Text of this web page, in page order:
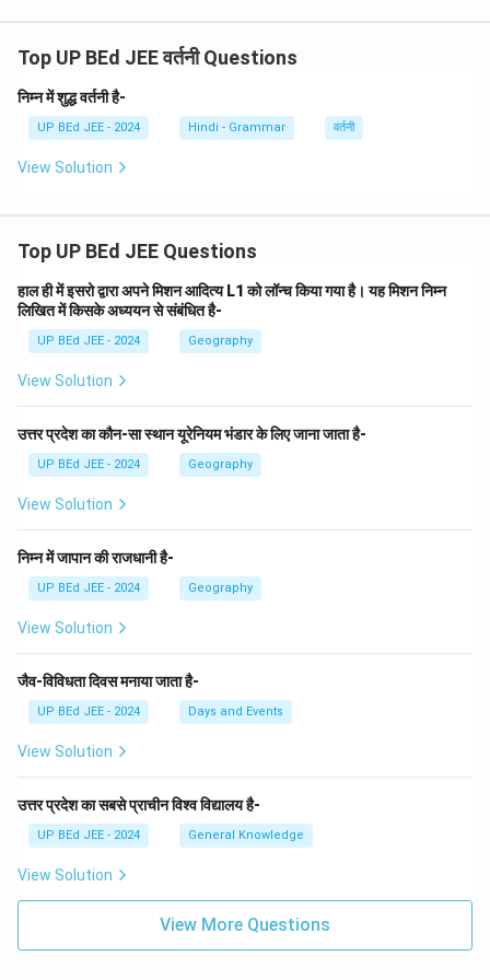
शुद्धि: यह 'कवि' का स्त्रीलिंग रूप है। यह एक ऐसा शब्द है जिसकी
वर्तनी है। इसमें कोई अशुद्धि नहीं है।
यह वर्तनी शुद्ध है।
चरण 3: अशुद्ध वर्तनी वाले शब्द की पहचान करें
विश्लेषण से स्पष्ट है कि केवल 'उज्जवल' शब्द की वर्तनी अशुद्ध है, इसका
Download Solution in PDF
Top UP BEd JEE वर्तनी Questions
निम्न में शुद्ध वर्तनी है-
UP BEd JEE - 2024 Hindi - Grammar वर्तनी
View Solution
Top UP BEd JEE Questions
हाल ही में इसरो द्वारा अपने मिशन आदित्य L1 को लॉन्च किया गया है। यह मिशन निम्न
लिखित में किसके अध्ययन से संबंधित है-
UP BEd JEE - 2024 Geography
View Solution
उत्तर प्रदेश का कौन-सा स्थान यूरेनियम भंडार के लिए जाना जाता है-
UP BEd JEE - 2024 Geography
View Solution
निम्न में जापान की राजधानी है-
UP BEd JEE - 2024 Geography
View Solution
जैव-विविधता दिवस मनाया जाता है-
UP BEd JEE - 2024 Days and Events
View Solution
उत्तर प्रदेश का सबसे प्राचीन विश्व विद्यालय है-
UP BEd JEE - 2024 General Knowledge
View Solution
View More Questions